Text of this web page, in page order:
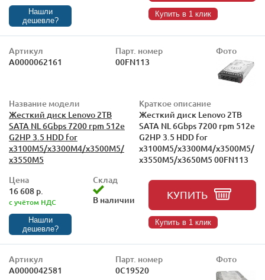
Нашли
дешевле?
Купить в 1 клик
Артикул
А0000062161
Парт. номер
00FN113
Фото
Название модели
Жесткий диск Lenovo 2TB
SATA NL 6Gbps 7200 rpm 512e
G2HP 3.5 HDD for
x3100M5/x3300M4/x3500M5/
x3550M5
Краткое описание
Жесткий диск Lenovo 2TB
SATA NL 6Gbps 7200 rpm 512e
G2HP 3.5 HDD for
x3100M5/x3300M4/x3500M5/
x3550M5/x3650M5 00FN113
Цена
16 608 р.
с учётом НДС
Нашли
дешевле?
Склад
В наличии
КУПИТЬ
Купить в 1 клик
Артикул
А0000042581
Парт. номер
0C19520
Фото